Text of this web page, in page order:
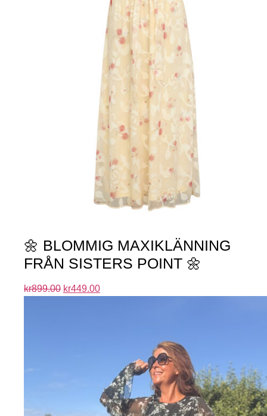
🌼 BLOMMIG MAXIKLÄNNING
FRÅN SISTERS POINT 🌼
kr899.00 kr449.00